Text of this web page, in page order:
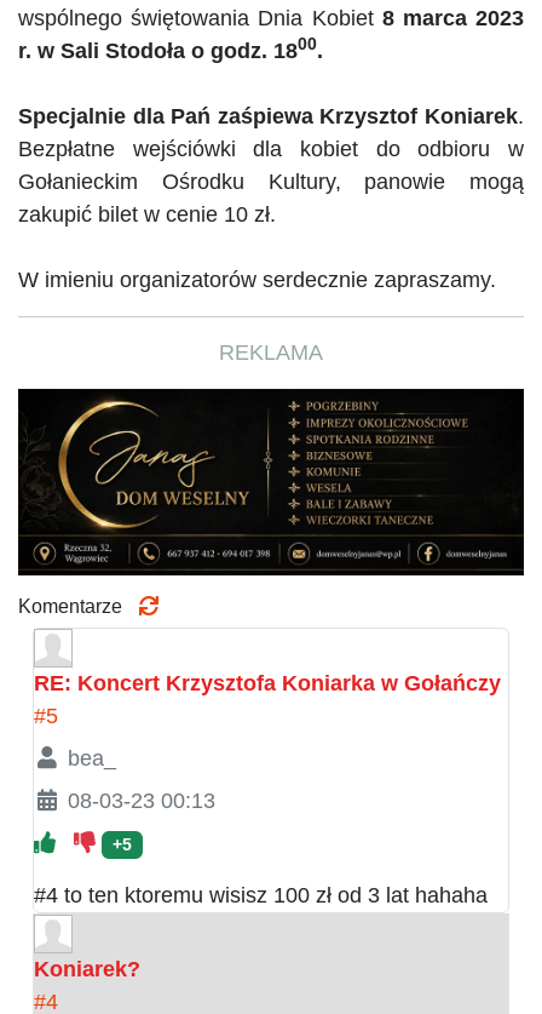
wspólnego świętowania Dnia Kobiet 8 marca 2023
r. w Sali Stodoła o godz. 1800.
Specjalnie dla Pań zaśpiewa Krzysztof Koniarek.
Bezpłatne wejściówki dla kobiet do odbioru w
Gołanieckim Ośrodku Kultury, panowie mogą
zakupić bilet w cenie 10 zł.
W imieniu organizatorów serdecznie zapraszamy.
REKLAMA
Komentarze
RE: Koncert Krzysztofa Koniarka w Gołańczy
#5
bea_
08-03-23 00:13
+5
#4 to ten ktoremu wisisz 100 zł od 3 lat hahaha
Koniarek?
#4